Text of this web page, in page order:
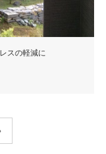
スの軽減に